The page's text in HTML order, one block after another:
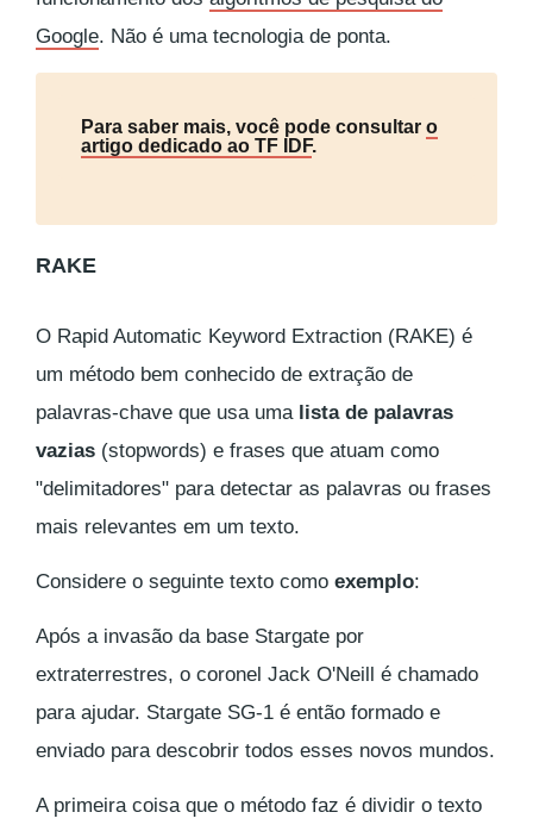
Google. Não é uma tecnologia de ponta.
Para saber mais, você pode consultar o
artigo dedicado ao TF IDF.
RAKE
O Rapid Automatic Keyword Extraction (RAKE) é
um método bem conhecido de extração de
palavras-chave que usa uma lista de palavras
vazias (stopwords) e frases que atuam como
"delimitadores" para detectar as palavras ou frases
mais relevantes em um texto.
Considere o seguinte texto como exemplo:
Após a invasão da base Stargate por
extraterrestres, o coronel Jack O'Neill é chamado
para ajudar. Stargate SG-1 é então formado e
enviado para descobrir todos esses novos mundos.
A primeira coisa que o método faz é dividir o texto